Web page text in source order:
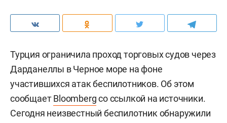
Турция ограничила проход торговых судов через
Дарданеллы в Черное море на фоне
участившихся атак беспилотников. Об этом
сообщаетBloombergсо ссылкой на источники.
Сегодня неизвестный беспилотник обнаружили